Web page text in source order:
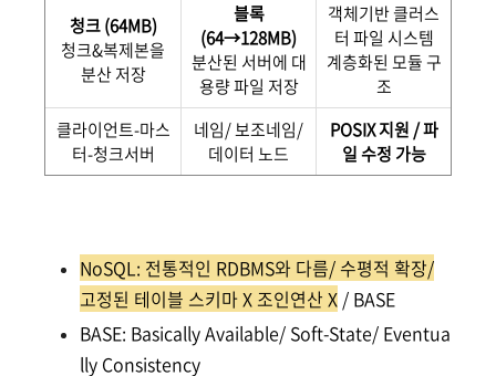
청크 (64MB)
청크&복제본을
분산 저장
블록
(64→128MB)
분산된 서버에 대
용량 파일 저장
객체기반 클러스
터 파일 시스템
계층화된 모듈 구
조
클라이언트-마스
터-청크서버
네임/ 보조네임/
데이터 노드
POSIX 지원 / 파
일 수정 가능
NoSQL: 전통적인 RDBMS와 다름/ 수평적 확장/
고정된 테이블 스키마 X 조인연산 X / BASE
BASE: Basically Available/ Soft-State/ Eventua
lly Consistency